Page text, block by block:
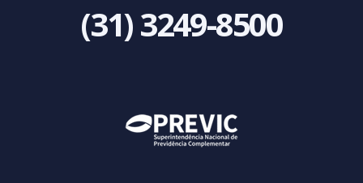
(31) 3249-8500